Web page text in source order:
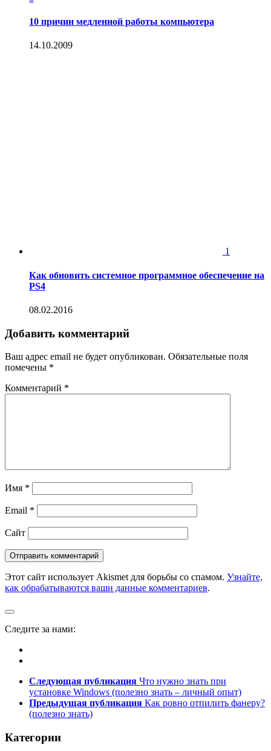
10 причин медленной работы компьютера
14.10.2009
1
Как обновить системное программное обеспечение на
PS4
08.02.2016
Добавить комментарий
Ваш адрес email не будет опубликован. Обязательные поля
помечены *
Комментарий *
Имя *
Email *
Сайт
Этот сайт использует Akismet для борьбы со спамом. Узнайте,
как обрабатываются ваши данные комментариев.
Следите за нами:
Следующая публикация Что нужно знать при
установке Windows (полезно знать – личный опыт)
Предыдущая публикация Как ровно отпилить фанеру?
(полезно знать)
Категории